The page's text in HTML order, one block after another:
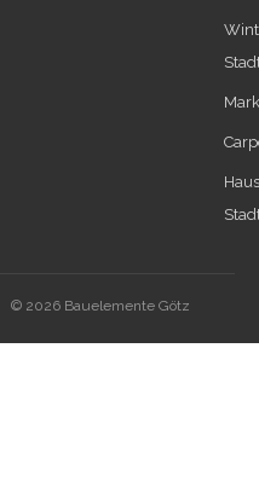
© 2026 Bauelemente Götz